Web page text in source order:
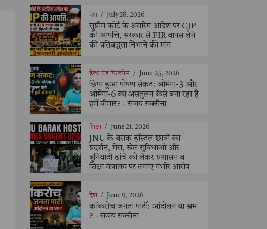
देश / July 28, 2026
सुप्रीम कोर्ट के अंतरिम आदेश पर CJP
की आपत्ति, सरकार से FIR वापस लेने
की प्रतिबद्धता निभाने की मांग
हेल्थ एंड फिटनेस / June 25, 2026
छिपा हुआ पोषण संकट: ओमेगा-3 और
ओमेगा-6 का असंतुलन कैसे बना रहा है
हमें बीमार? - संजय सक्सैना
शिक्षा / June 21, 2026
JNU के बराक हॉस्टल छात्रों का
प्रदर्शन, मेस, खेल सुविधाओं और
बुनियादी ढांचे को लेकर प्रशासन व
शिक्षा मंत्रालय पर लगाए गंभीर आरोप
देश / June 9, 2026
कॉकरोच जनता पार्टी: आंदोलन या भ्रम
? - संजय सक्सैना